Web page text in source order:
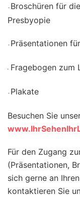
Broschüren für
Presbyopie
Präsentationen
Fragebogen zum
Plakate
Besuchen Sie
Für den Zugang
(Präsentationen,
sich gerne an
kontaktieren Sie